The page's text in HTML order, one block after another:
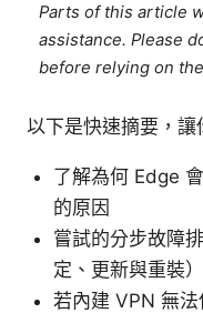
Parts of this article
assistance. Please
before relying on
以下是快速摘要，讓
了解為何 Edge
的原因
嘗試的分步故障
定、更新與重裝）
若內建 VPN 無